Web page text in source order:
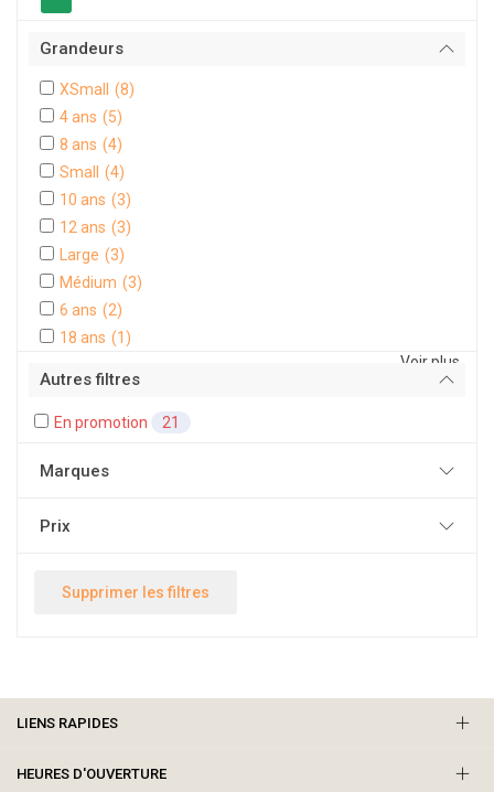
Grandeurs
XSmall
(8)
4 ans (5)
8 ans (4)
Small
(4)
10 ans (3)
12 ans (3)
Large (3)
Médium (3)
6 ans (2)
18 ans (1)
Voir plus
Autres filtres
En promotion 21
Marques
Prix
Supprimer les filtres
LIENS RAPIDES
HEURES D'OUVERTURE